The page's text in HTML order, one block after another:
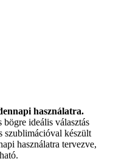
használatra.
ideális választás
szublimációval készült
használatra tervezve,